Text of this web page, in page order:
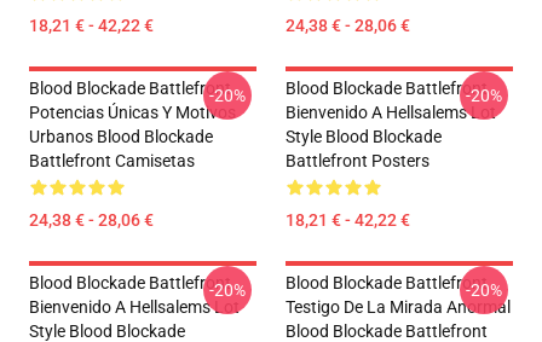
18,21 € - 42,22 € 24,38 € - 28,06 €
Blood Blockade Battlefront
Potencias Únicas Y Motivos
Urbanos Blood Blockade
Battlefront Camisetas
24,38 € - 28,06 €
-20%
Blood Blockade Battlefront
Bienvenido A Hellsalems Lot
Style Blood Blockade
Battlefront Posters
18,21 € - 42,22 €
-20%
Blood Blockade Battlefront
Bienvenido A Hellsalems Lot
Style Blood Blockade
-20%
Blood Blockade Battlefront
Testigo De La Mirada Anormal
Blood Blockade Battlefront
-20%